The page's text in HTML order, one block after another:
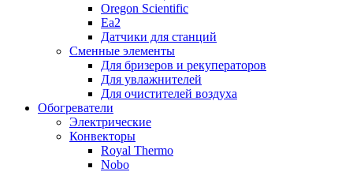
Oregon Scientific
Ea2
Датчики для станций
Сменные элементы
Для бризеров и рекуператоров
Для увлажнителей
Для очистителей воздуха
Обогреватели
Электрические
Конвекторы
Royal Thermo
Nobo